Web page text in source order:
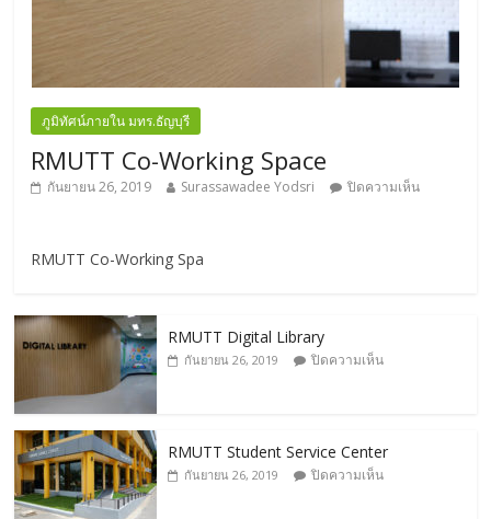
ภูมิทัศน์ภายใน มทร.ธัญบุรี
RMUTT Co-Working Space
กันยายน 26, 2019 Surassawadee Yodsri ปิดความเห็น
RMUTT Co-Working Spa
RMUTT Digital Library
กันยายน 26, 2019 ปิดความเห็น
RMUTT Student Service Center
กันยายน 26, 2019 ปิดความเห็น